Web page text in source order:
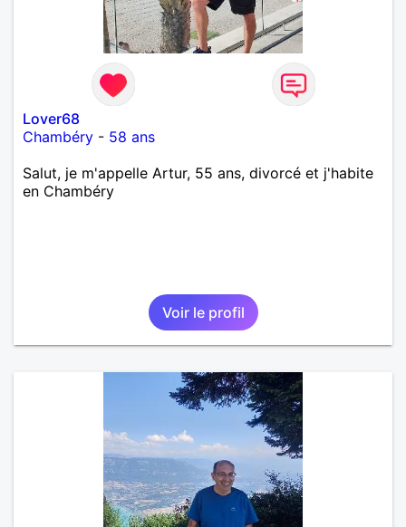
Lover68
Chambéry - 58 ans
Salut, je m'appelle Artur, 55 ans, divorcé et j'habite
en Chambéry
Voir le profil